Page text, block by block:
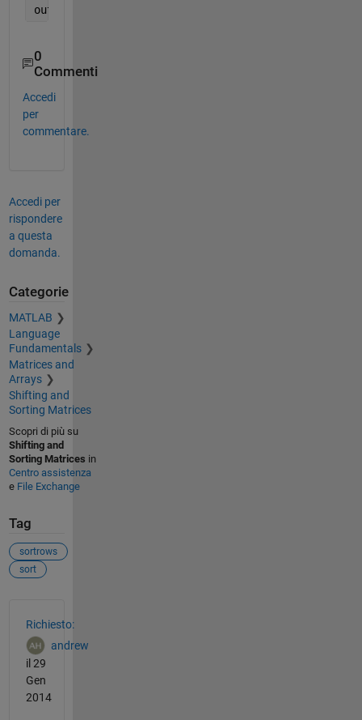
out=M(idx)
0
Commenti
Accedi
per
commentare.
Accedi per
rispondere
a questa
domanda.
Categorie
MATLAB
Language
Fundamentals
Matrices and
Arrays
Shifting and
Sorting Matrices
Scopri di più su
Shifting and
Sorting Matrices in
Centro assistenza
e File Exchange
Tag
sortrows
sort
Richiesto:
andrew
il 29
Gen
2014